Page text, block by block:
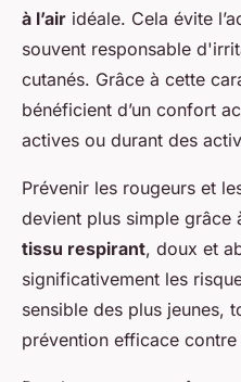
à l’air idéale. Cela évite
souvent responsable
cutanés. Grâce à cette
bénéficient d’un confort
actives ou durant des
Prévenir les rougeurs et
devient plus simple grâce
tissu respirant, doux et
significativement les
sensible des plus jeunes,
prévention efficace